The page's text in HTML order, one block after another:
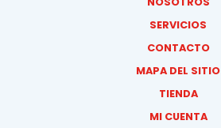
SERVICIOS
CONTACTO
MAPA DEL SITIO
TIENDA
MI CUENTA